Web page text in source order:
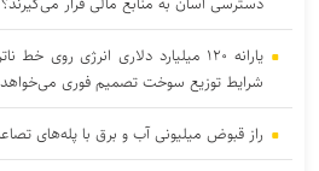
یارانه ۱۲۰ میلیارد دلاری انرژی روی
شرایط توزیع سوخت تصمیم فوری می‌خواهد
راز قبوض میلیونی آب و برق با پله‌های